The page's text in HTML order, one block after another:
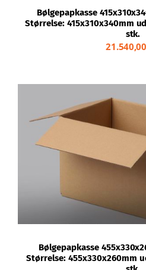
Bølgepapkasse
Størrelse: 415x310x340mm
stk.
21.540,00
TILFØJ TIL
Bølgepapkasse
Størrelse: 455x330x260mm